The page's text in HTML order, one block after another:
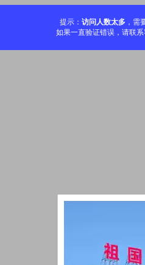
提示： 访问人数太多 ，需
如果一直验证错误，请联系